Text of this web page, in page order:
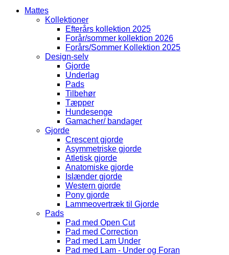
Colour
Mattes
Kollektioner
Efterårs kollektion 2025
Forår/sommer kollektion 2026
Forårs/Sommer Kollektion 2025
Design-selv
Gjorde
Underlag
Pads
Tilbehør
Tæpper
Hundesenge
Gamacher/ bandager
Gjorde
Crescent gjorde
Asymmetriske gjorde
Atletisk gjorde
Anatomiske gjorde
Islænder gjorde
Western gjorde
Pony gjorde
Lammeovertræk til Gjorde
Pads
Pad med Open Cut
Pad med Correction
Pad med Lam Under
Pad med Lam - Under og Foran